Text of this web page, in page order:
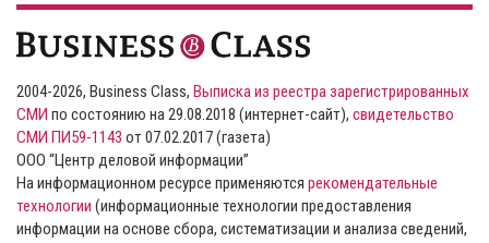
2004-2026, Business Class, Выписка из реестра зарегистрированных
СМИ по состоянию на 29.08.2018 (интернет-сайт), свидетельство
СМИ ПИ59-1143 от 07.02.2017 (газета)
ООО “Центр деловой информации”
На информационном ресурсе применяются рекомендательные
технологии (информационные технологии предоставления
информации на основе сбора, систематизации и анализа сведений,